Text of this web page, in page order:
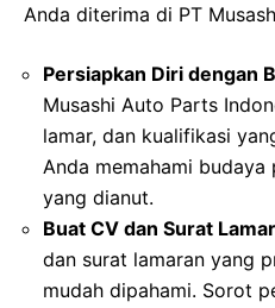
Anda diterima di PT
Persiapkan Diri dengan
Musashi Auto Parts
lamar, dan kualifikasi
Anda memahami budaya
yang dianut.
Buat CV dan Surat
dan surat lamaran yang
mudah dipahami. Sorot